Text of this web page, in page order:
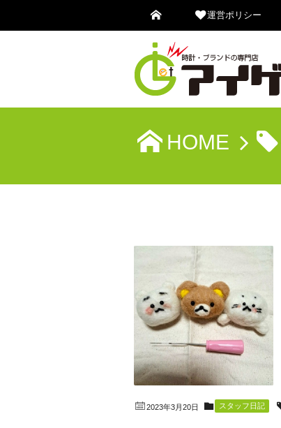
運営ポリシー
HOME
2023年3月20日 スタッフ日記